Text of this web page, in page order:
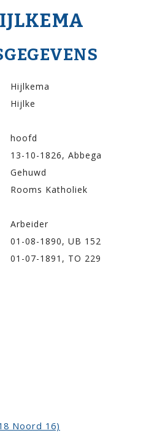
Hijlkema
Hijlke
hoofd
13-10-1826, Abbega
Gehuwd
Rooms Katholiek
Arbeider
01-08-1890, UB 152
01-07-1891, TO 229
Noord 16)